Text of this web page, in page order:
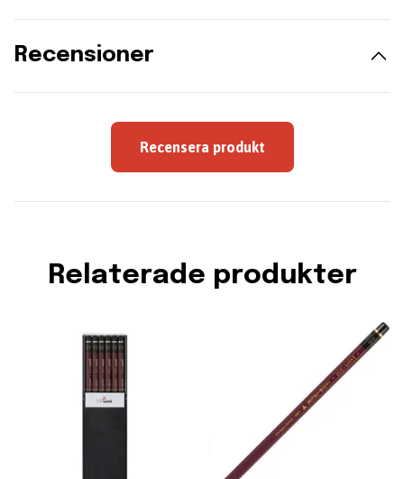
Recensioner
Recensera produkt
Relaterade produkter